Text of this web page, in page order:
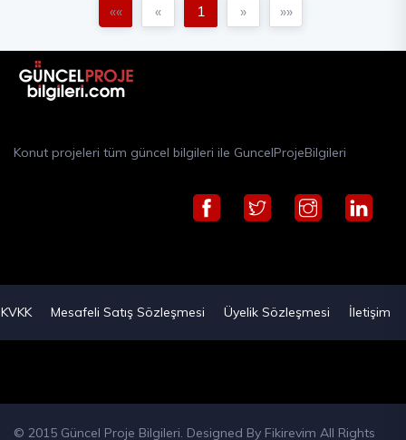
«« « 1 » »»
Konut projeleri tüm güncel bilgileri ile GuncelProjeBilgileri
KVKK Mesafeli Satış Sözleşmesi Üyelik Sözleşmesi İletişim
© 2015 Güncel Proje Bilgileri. Designed By Fikirevim All Rights